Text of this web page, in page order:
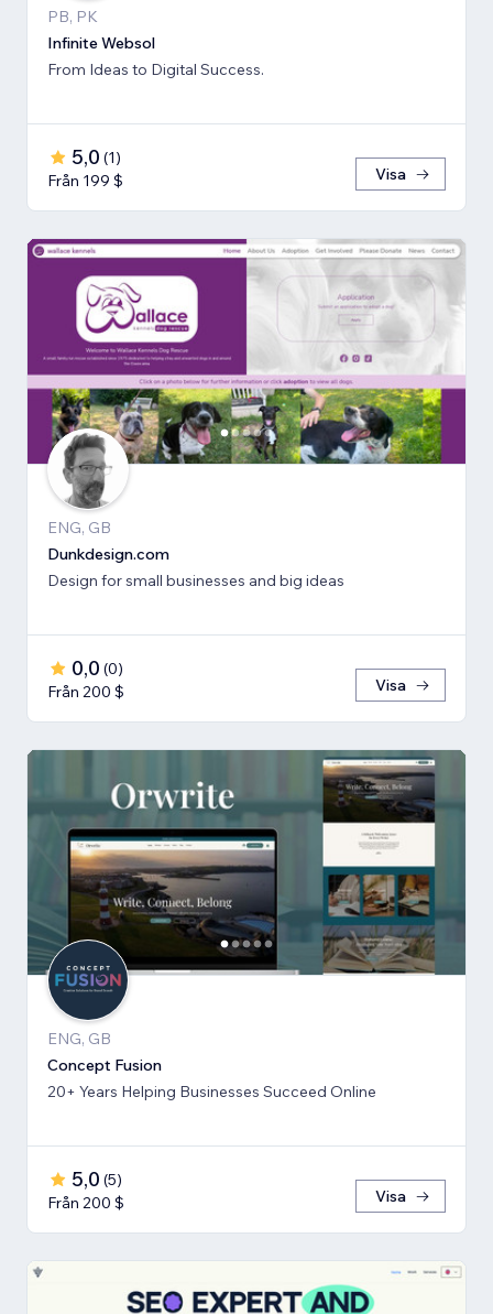
PB, PK
Infinite Websol
From Ideas to Digital Success.
5,0 (1)
Från 199 $
Visa
ENG, GB
Dunkdesign.com
Design for small businesses and big ideas
0,0 (0)
Från 200 $
Visa
ENG, GB
Concept Fusion
20+ Years Helping Businesses Succeed Online
5,0 (5)
Från 200 $
Visa